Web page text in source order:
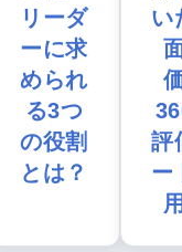
リーダ
ーに求
められ
る3つ
の役割
とは？
い
評
ー